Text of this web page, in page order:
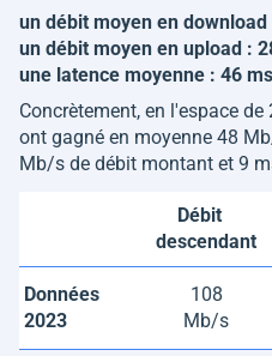
un débit moyen en
un débit moyen en upload :
une latence moyenne : 46 ms
Concrètement, en l'espace
ont gagné en moyenne 48
Mb/s de débit montant et 9
Débit
descendant
Données
2023
108
Mb/s